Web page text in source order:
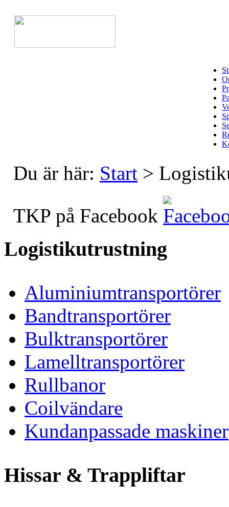
Du är här: Start >
TKP på Facebook
Logistikutrustning
Aluminiumtransportörer
Bandtransportörer
Bulktransportörer
Lamelltransportörer
Rullbanor
Coilvändare
Kundanpassade maskiner
Hissar & Trappliftar